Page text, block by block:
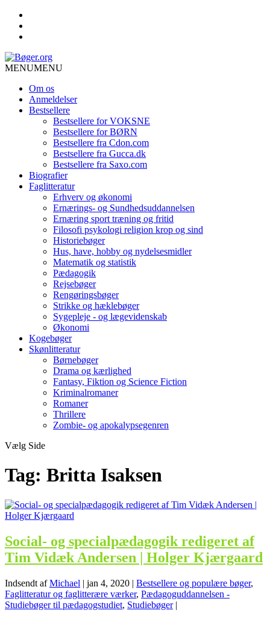
MENUMENU
Om os
Anmeldelser
Bestsellere
Bestsellere for VOKSNE
Bestsellere for BØRN
Bestsellere fra Cdon.com
Bestsellere fra Gucca.dk
Bestsellere fra Saxo.com
Biografier
Faglitteratur
Erhverv og økonomi
Ernærings- og Sundhedsuddannelsen
Ernæring sport træning og fritid
Filosofi psykologi religion krop og sind
Historiebøger
Hus, have, hobby og nydelsesmidler
Matematik og statistik
Pædagogik
Rejsebøger
Rengøringsbøger
Strikke og hæklebøger
Sygepleje - og lægevidenskab
Økonomi
Kogebøger
Skønlitteratur
Børnebøger
Drama og kærlighed
Fantasy, Fiktion og Science Fiction
Kriminalromaner
Romaner
Thrillere
Zombie- og apokalypsegenren
Vælg Side
Tag: Britta Isaksen
Social- og specialpædagogik redigeret af
Tim Vidæk Andersen | Holger Kjærgaard
Indsendt afMichael | jan 4, 2020 | Bestsellere og populære bøger,
Faglitteratur og faglitterære værker, Pædagoguddannelsen -
Studiebøger til pædagogstudiet, Studiebøger|